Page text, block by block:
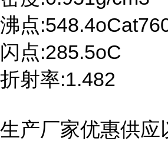
沸点
闪点:285.5oC
折射率:1.482
生产厂家优惠供应